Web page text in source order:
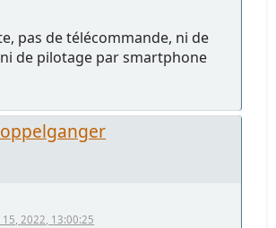
pas de télécommande, ni de
de pilotage par smartphone
2022, 13:00:25